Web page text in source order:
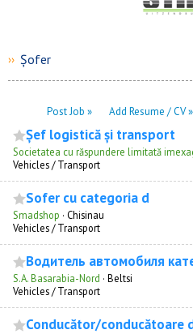
›› Șofer
Post Job » Add Resume / CV »
Șef logistică și transport
Societatea cu răspundere limitată
Vehicles / Transport
Sofer cu categoria d
Smadshop · Chisinau
Vehicles / Transport
Водитель автомобиля
S.A. Basarabia-Nord · Beltsi
Vehicles / Transport
Conducător/conducătoare